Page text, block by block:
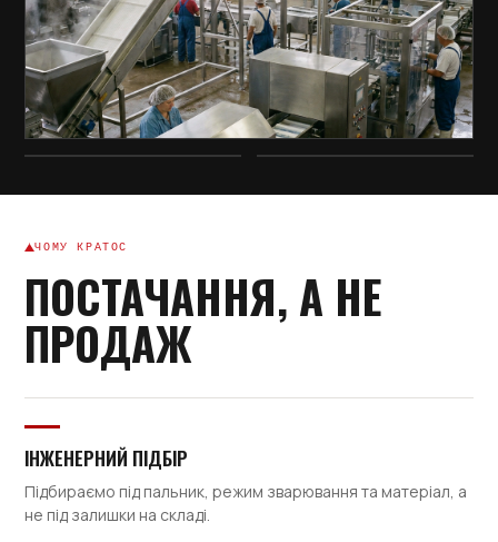
ЧОМУ КРАТОС
ПОСТАЧАННЯ, А НЕ
ПРОДАЖ
ІНЖЕНЕРНИЙ ПІДБІР
Підбираємо під пальник, режим зварювання та матеріал, а
не під залишки на складі.